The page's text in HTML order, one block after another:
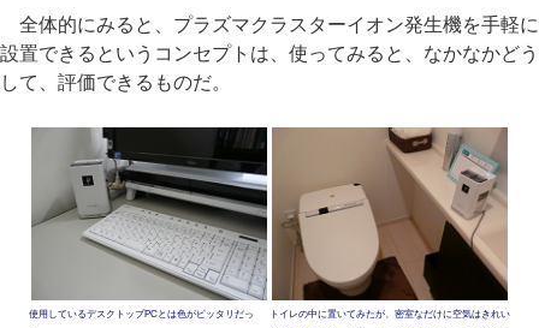
全体的にみると、プラズマクラスターイオン発生機を手軽に
設置できるというコンセプトは、使ってみると、なかなかどう
して、評価できるものだ。
使用しているデスクトップPCとは色がピッタリだっ
トイレの中に置いてみたが、密室なだけに空気はきれい